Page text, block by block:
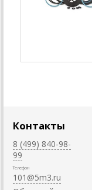
Контакты
8 (499) 840-98-
99
Телефон
101@5m3.ru